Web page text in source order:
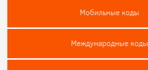
Мобильные коды
Международные коды